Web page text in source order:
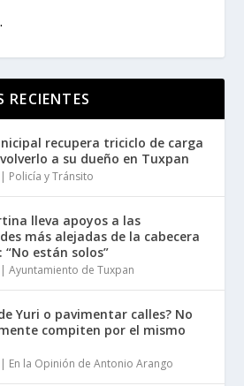
RECIENTES
recupera triciclo de carga
a su dueño en Tuxpan
| Policía y Tránsito
lleva apoyos a las
más alejadas de la cabecera
están solos”
|Ayuntamiento de Tuxpan
Yuri o pavimentar calles? No
compiten por el mismo
| En la Opinión de Antonio Arango